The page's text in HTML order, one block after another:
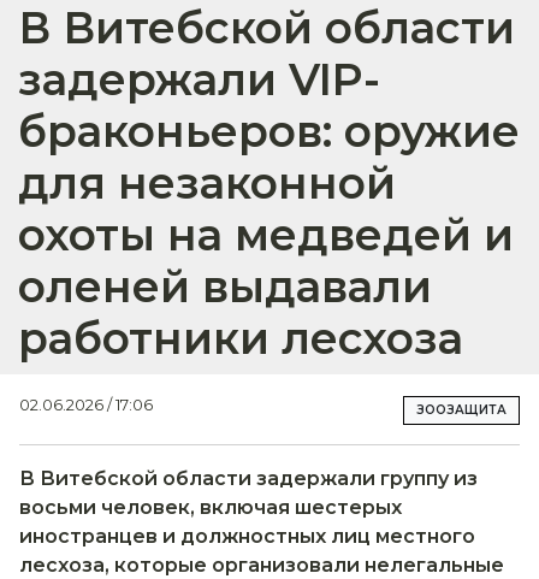
В Витебской области
задержали VIP-
браконьеров: оружие
для незаконной
охоты на медведей и
оленей выдавали
работники лесхоза
02.06.2026 / 17:06 ЗООЗАЩИТА
В Витебской области задержали группу из
восьми человек, включая шестерых
иностранцев и должностных лиц местного
лесхоза, которые организовали нелегальные